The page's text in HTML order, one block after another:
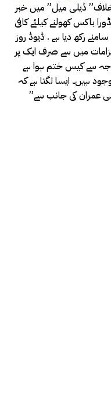
ڈیلی میل” میں خبر
باکس کھولنے کیلئے کافی
رکھ دیا ہے . ڈیوڈ روز
میں سے صرف ایک پر
وجہ سے کیس ختم ہوا ہے
ہیں۔ ایسا لگتا ہے کہ
عمران کی جانب سے”